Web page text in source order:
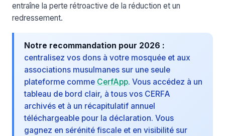
entraîne la perte rétroactive de la réduction et un
redressement.
Notre recommandation pour 2026 :
centralisez vos dons à votre mosquée et aux
associations musulmanes sur une seule
plateforme comme CerfApp. Vous accédez à un
tableau de bord clair, à tous vos CERFA
archivés et à un récapitulatif annuel
téléchargeable pour la déclaration. Vous
gagnez en sérénité fiscale et en visibilité sur